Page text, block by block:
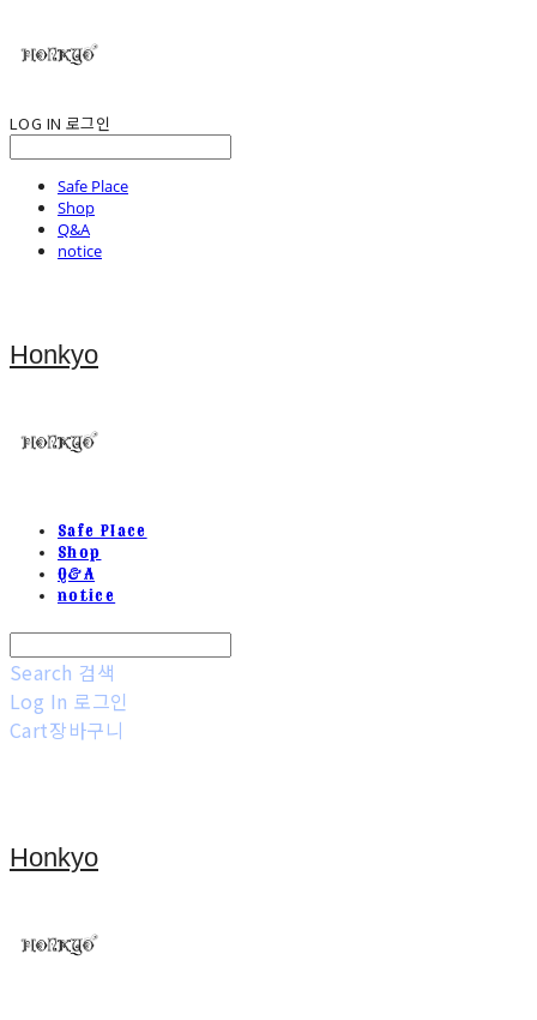
LOG IN 로그인
Safe Place
Shop
Q&A
notice
Honkyo
Safe Place
Shop
Q&A
notice
Search 검색
Log In 로그인
Cart장바구니
Honkyo